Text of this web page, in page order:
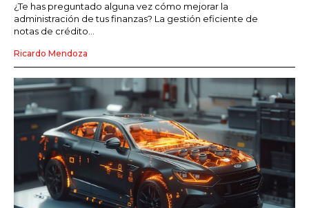
¿Te has preguntado alguna vez cómo mejorar la
administración de tus finanzas? La gestión eficiente de
notas de crédito...
Ricardo Mendoza